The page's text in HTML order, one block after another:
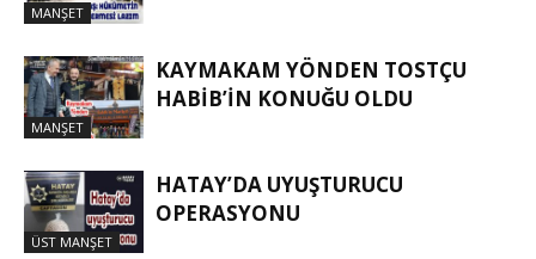
MANŞET
MANŞET
KAYMAKAM YÖNDEN TOSTÇU
HABIB’IN KONUĞU OLDU
ÜST MANŞET
HATAY’DA UYUŞTURUCU
OPERASYONU